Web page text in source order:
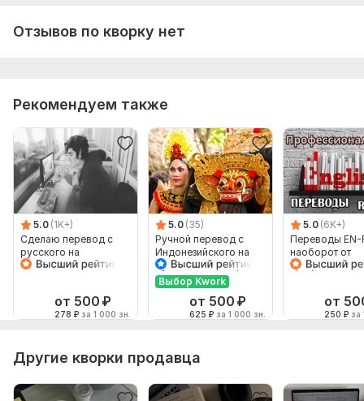
Отзывов по кворку нет
Рекомендуем также
5.0 (1K+)
Сделаю перевод с
русского на
английский и
от 500 ₽
278 ₽ за 1 000 зн.
5.0 (35)
Ручной перевод с
Индонезийского на
Русский и наоборот
Выбор Kwork
от 500 ₽
625 ₽ за 1 000 зн.
5.0 (6K+)
Переводы EN-
наоборот от
от
250 ₽ за
Другие кворки продавца